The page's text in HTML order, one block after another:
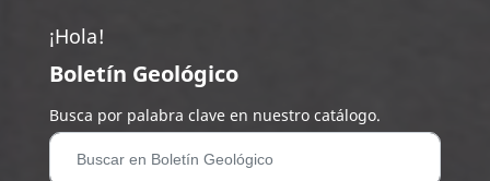
¡Hola!
Boletín Geológico
Busca por palabra clave en nuestro catálogo.